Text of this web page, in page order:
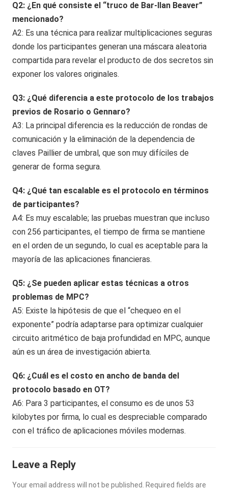
Q2: ¿En qué consiste el “truco de Bar-Ilan Beaver”
mencionado?
A2: Es una técnica para realizar multiplicaciones seguras
donde los participantes generan una máscara aleatoria
compartida para revelar el producto de dos secretos sin
exponer los valores originales.
Q3: ¿Qué diferencia a este protocolo de los trabajos
previos de Rosario o Gennaro?
A3: La principal diferencia es la reducción de rondas de
comunicación y la eliminación de la dependencia de
claves Paillier de umbral, que son muy difíciles de
generar de forma segura.
Q4: ¿Qué tan escalable es el protocolo en términos
de participantes?
A4: Es muy escalable; las pruebas muestran que incluso
con 256 participantes, el tiempo de firma se mantiene
en el orden de un segundo, lo cual es aceptable para la
mayoría de las aplicaciones financieras.
Q5: ¿Se pueden aplicar estas técnicas a otros
problemas de MPC?
A5: Existe la hipótesis de que el “chequeo en el
exponente” podría adaptarse para optimizar cualquier
circuito aritmético de baja profundidad en MPC, aunque
aún es un área de investigación abierta.
Q6: ¿Cuál es el costo en ancho de banda del
protocolo basado en OT?
A6: Para 3 participantes, el consumo es de unos 53
kilobytes por firma, lo cual es despreciable comparado
con el tráfico de aplicaciones móviles modernas.
Leave a Reply
Your email address will not be published.
Required fields are